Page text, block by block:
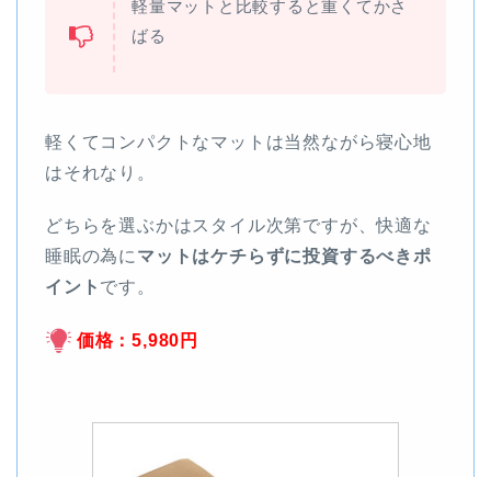
軽量マットと比較すると重くてかさ
ばる
軽くてコンパクトなマットは当然ながら寝心地
はそれなり。
どちらを選ぶかはスタイル次第ですが、快適な
睡眠の為に マットはケチらずに投資するべきポ
イント です。
価格：5,980円